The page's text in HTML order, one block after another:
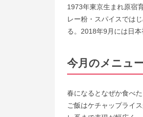
1973年東京生まれ原宿
レー粉・スパイスでは
る。2018年9月には日
今月のメニュ
春になるとなぜか食べ
ご飯はケチャップライ